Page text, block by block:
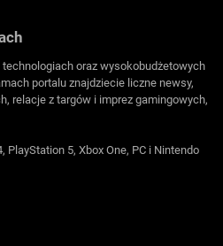
oraz wysokobudżetowych
portalu znajdziecie liczne newsy,
relacje z targów i imprez gamingowych,
PlayStation 5, Xbox One, PC i Nintendo